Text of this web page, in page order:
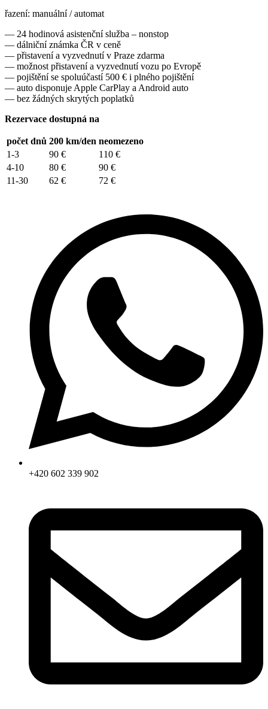
řazení: manuální / automat
— 24 hodinová asistenční služba – nonstop
— dálniční známka ČR v ceně
— přistavení a vyzvednutí v Praze zdarma
— možnost přistavení a vyzvednutí vozu po Evropě
— pojištění se spoluúčastí 500 € i plného pojištění
— auto disponuje Apple CarPlay a Android auto
— bez žádných skrytých poplatků
Rezervace dostupná na
počet dnů 200 km/den neomezeno
1-3
90 €
110 €
4-10
80 €
90 €
11-30
62 € 72 €
+420 602 339 902